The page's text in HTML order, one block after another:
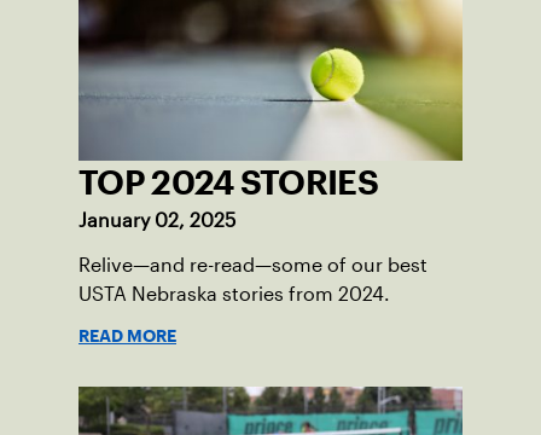
TOP 2024 STORIES
January 02, 2025
Relive—and re-read—some of our best
USTA Nebraska stories from 2024.
READ MORE